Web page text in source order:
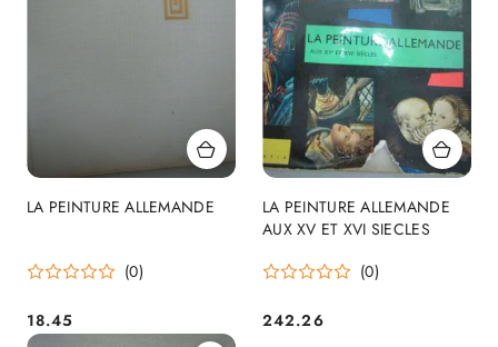
LA PEINTURE ALLEMANDE
(0)
Cena:
18.45
LA PEINTURE ALLEMANDE
AUX XV ET XVI SIECLES
(0)
Cena:
242.26